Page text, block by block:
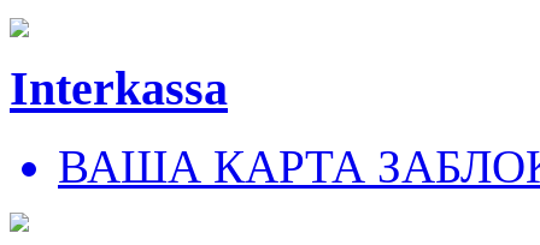
Interkassa
ВАША КАРТА